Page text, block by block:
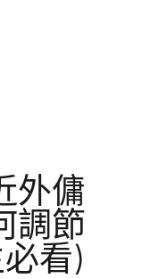
外傭
調節
看)